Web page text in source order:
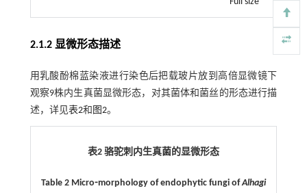
2.1.2 显微形态描述
用乳酸酚棉蓝染液进行染色后把载玻片放到高倍显微镜下
观察9株内生真菌显微形态，对其菌体和菌丝的形态进行描
述，详见表2和 图2。
表2 骆驼刺内生真菌的显微形态
Table 2 Micro⁃morphology of endophytic fungi ofAlhagi